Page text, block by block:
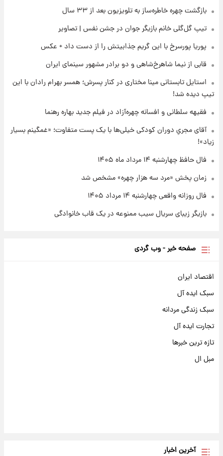
علی مطهری: اجرای کامل تفاهم‌نامه اسلام‌آباد،
۱۷ ساعت پیش
واکنش تند تاکر کارلسون به حمله آمریکا به
مدرسه میناب؛ «باید سیلی محکمی به صورت
۱۷ ساعت پیش
۱۴۰۵/کاهش قیمت طلا و سکه
بازگشت چهره خاطره‌ساز به تلویزیون بعد از ۳۳ سال
تیپ گل‌گلی خانم بازیگر جوان در جشن نفس | تصاویر
پوریا پورسرخ با این گریم جذابیتش را از دست داد + عکس
قابی از نیما شاهرخ‌شاهی و دو برادر مشهور سینمای ایران
استایل تابستانی مینا مختاری در کنار پسرش؛ همسر بهرام رادان با این
تیپ دیده شد!
فقیهه سلطانی و افسانه چهره‌آزاد در فیلم جدید بهاره رهنما
آقای مجریِ دوران کودکی خیلی‌ها با یک پست متفاوت؛ «غمگینم بسیار
زیاد»!
فال حافظ چهارشنبه ۱۴ مرداد ماه ۱۴۰۵
زمان پخش «مرد سه هزار چهره» مشخص شد
فال روزانه واقعی چهارشنبه ۱۴ مرداد ۱۴۰۵
بازیگر زیبای سریال سیب ممنوعه در یک قاب خانوادگی
صفحه خبر - وب گردی
اقتصاد ایران
سبک ایده آل
سبک زندگی مردانه
تجارت ایده آل
تازه ترین خبرها
مبل ال
آخرین اخبار